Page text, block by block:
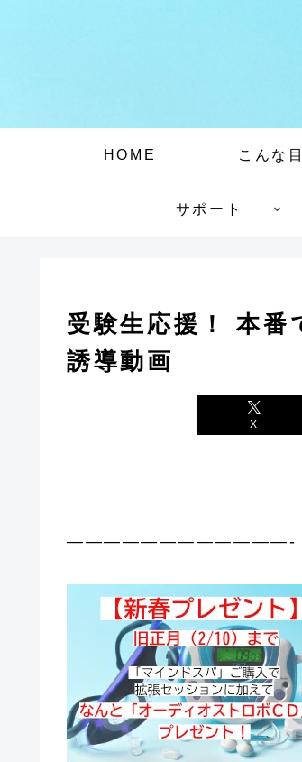
HOME こんな
サポート
受験生応援！ 本番
誘導動画
X
————————————-